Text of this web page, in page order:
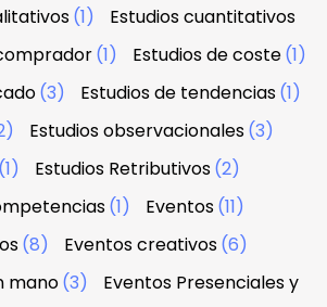
(1)
Estudios cuantitativos
(1) Estudios de coste(1)
(3) Estudios de tendencias(1)
Estudios observacionales(3)
(1) Estudios Retributivos(2)
(1) Eventos(11)
(8) Eventos creativos(6)
mano(3)
Eventos Presenciales y